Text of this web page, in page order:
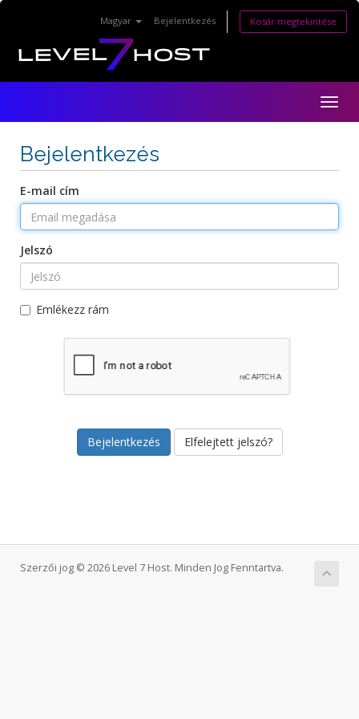
Magyar Bejelentkezés Kosár megtekintése
Bejelentkezés
E-mail cím
Jelszó
Emlékezz rám
Elfelejtett jelszó?
Szerzői jog © 2026 Level 7 Host. Minden Jog Fenntartva.